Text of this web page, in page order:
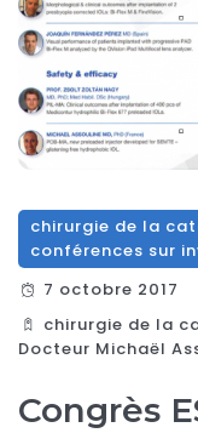
chirurgie de la
conférences sur
7 octobre 2017
chirurgie de la
Docteur Michaël
Congrès